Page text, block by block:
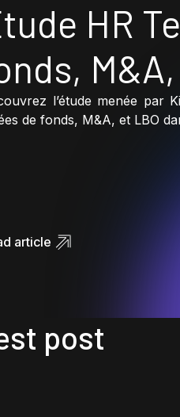
HR
l’étude menée par
de fonds, M&A, et LBO
article
post